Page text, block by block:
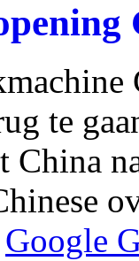
te
China
Google